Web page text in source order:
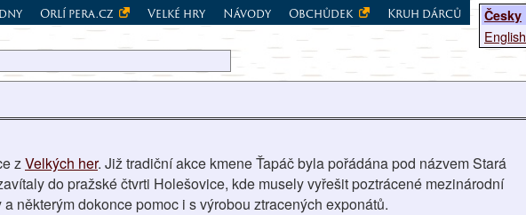
Česky
English
Orlí pera.cz Velké hry Návody Obchůdek Kruh dárců
zVelkých her. Již tradiční akce kmene Ťapáč byla pořádána pod názvem Stará
do pražské čtvrti Holešovice, kde musely vyřešit poztrácené mezinárodní
některým dokonce pomoc i s výrobou ztracených exponátů.